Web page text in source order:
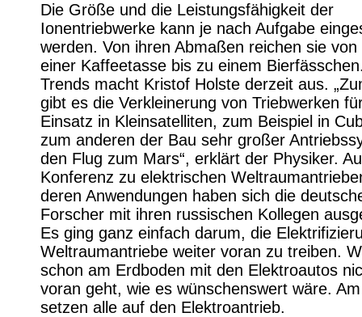
Die Größe und die Leistungsfähigkeit der
Ionentriebwerke kann je nach Aufgabe
werden. Von ihren Abmaßen reichen sie
einer Kaffeetasse bis zu einem
Trends macht Kristof Holste derzeit aus.
gibt es die Verkleinerung von Triebwerken
Einsatz in Kleinsatelliten, zum Beispiel in
zum anderen der Bau sehr großer
den Flug zum Mars“, erklärt der Physiker.
Konferenz zu elektrischen
deren Anwendungen haben sich die
Forscher mit ihren russischen Kollegen
Es ging ganz einfach darum, die
Weltraumantriebe weiter voran zu treiben.
schon am Erdboden mit den Elektroautos
voran geht, wie es wünschenswert wäre.
setzen alle auf den Elektroantrieb.